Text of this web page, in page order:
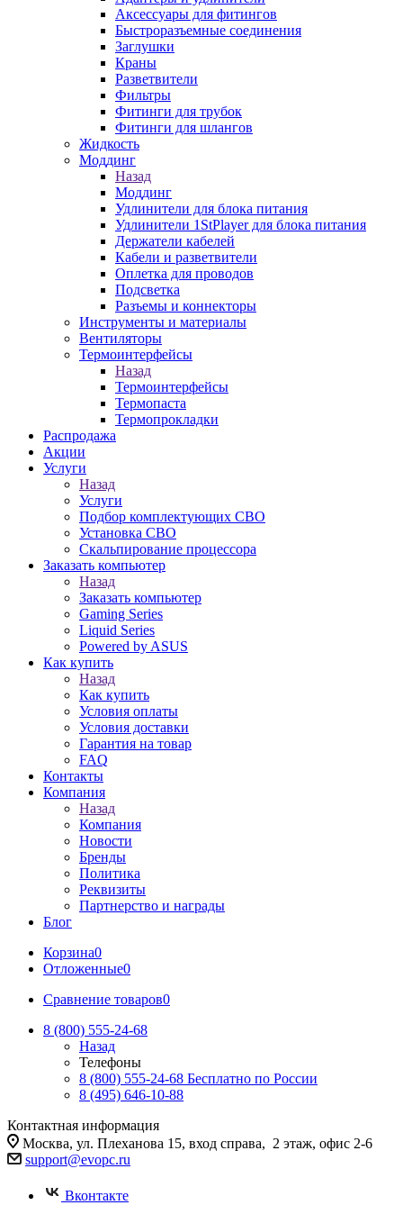
Аксессуары для фитингов
Быстроразъемные соединения
Заглушки
Краны
Разветвители
Фильтры
Фитинги для трубок
Фитинги для шлангов
Жидкость
Моддинг
Назад
Моддинг
Удлинители для блока питания
Удлинители 1StPlayer для блока питания
Держатели кабелей
Кабели и разветвители
Оплетка для проводов
Подсветка
Разъемы и коннекторы
Инструменты и материалы
Вентиляторы
Термоинтерфейсы
Назад
Термоинтерфейсы
Термопаста
Термопрокладки
Распродажа
Акции
Услуги
Назад
Услуги
Подбор комплектующих СВО
Установка СВО
Скальпирование процессора
Заказать компьютер
Назад
Заказать компьютер
Gaming Series
Liquid Series
Powered by ASUS
Как купить
Назад
Как купить
Условия оплаты
Условия доставки
Гарантия на товар
FAQ
Контакты
Компания
Назад
Компания
Новости
Бренды
Политика
Реквизиты
Партнерство и награды
Блог
Корзина0
Отложенные0
Сравнение товаров0
8 (800) 555-24-68
Назад
Телефоны
8 (800) 555-24-68 Бесплатно по России
8 (495) 646-10-88
Контактная информация
Москва, ул. Плеханова 15, вход справа, 2 этаж, офис 2-6
support@evopc.ru
Вконтакте